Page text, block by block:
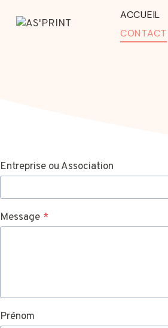
ACCUEIL
CONTACT
Entreprise ou Association
Message *
Prénom